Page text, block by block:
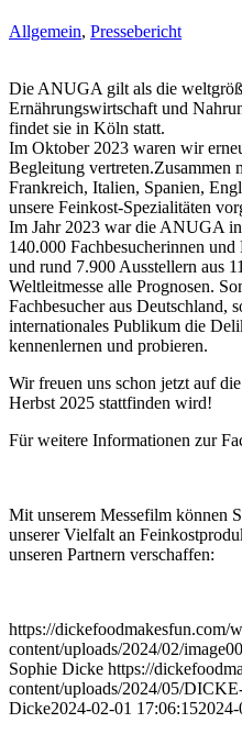
Allgemein, Pressebericht
Die ANUGA gilt als die
Ernährungswirtschaft und
findet sie in Köln statt.
Im Oktober 2023 waren wir
Begleitung vertreten.Zusammen
Frankreich, Italien, Spanien,
unsere Feinkost-Spezialitäten
Im Jahr 2023 war die ANUGA
140.000 Fachbesucherinnen
und rund 7.900 Ausstellern aus
Weltleitmesse alle Prognosen.
Fachbesucher aus Deutschland,
internationales Publikum die
kennenlernen und probieren.
Wir freuen uns schon jetzt auf
Herbst 2025 stattfinden wird!
Für weitere Informationen zur
Mit unserem Messefilm können
unserer Vielfalt an
unseren Partnern verschaffen:
https://dickefoodmakesfun.com/
content/uploads/2024/02/
Sophie Dicke https://
content/uploads/2024/05/
Dicke2024-02-01 17:06:15